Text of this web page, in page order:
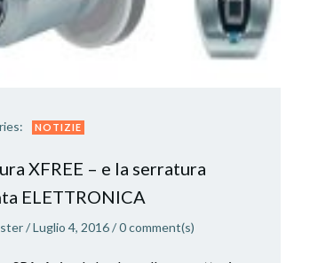
NOTIZIE
XFREE – e la serratura
ELETTRONICA
/Luglio 4, 2016/0comment(s)